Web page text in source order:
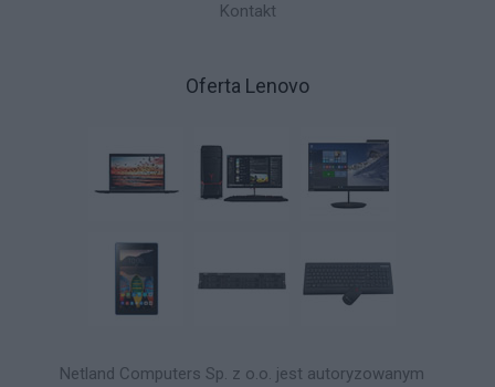
Kontakt
Oferta Lenovo
Netland Computers Sp. z o.o. jest autoryzowanym